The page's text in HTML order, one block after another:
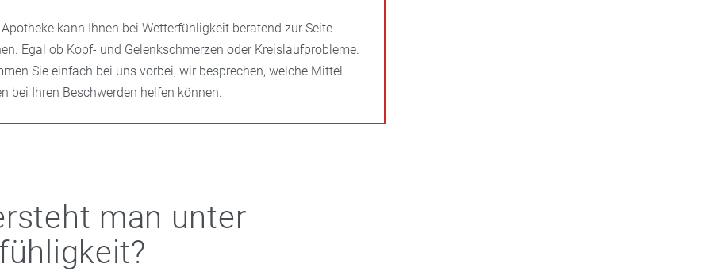
Apotheke kann Ihnen bei Wetterfühligkeit beratend zur Seite
Egal ob Kopf- und Gelenkschmerzen oder Kreislaufprobleme.
Sie einfach bei uns vorbei, wir besprechen, welche Mittel
bei Ihren Beschwerden helfen können.
man unter